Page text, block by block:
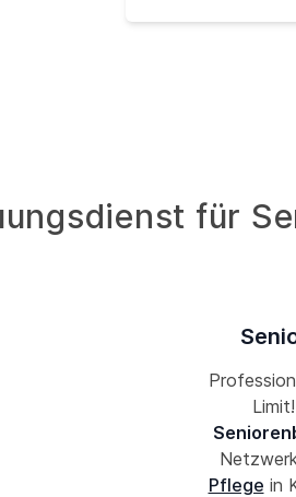
für
Pflege in